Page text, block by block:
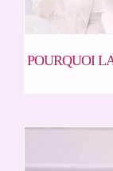
POURQUOI